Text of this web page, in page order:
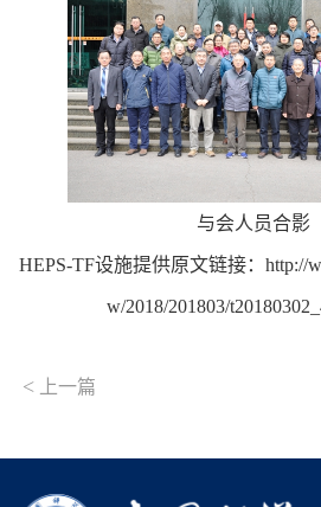
与会人员合
HEPS-TF设施提供原文链接：http://
w/2018/201803/
< 上一篇